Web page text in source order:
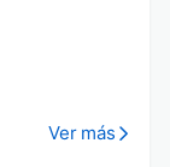
Ver más